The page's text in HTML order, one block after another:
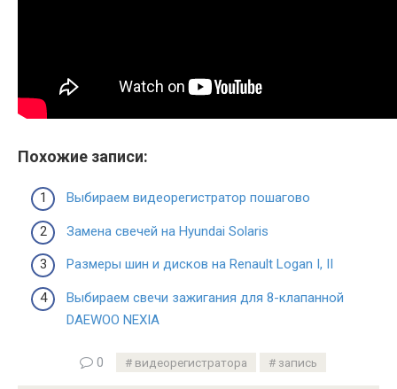
Похожие записи:
Выбираем видеорегистратор пошагово
Замена свечей на Hyundai Solaris
Размеры шин и дисков на Renault Logan I, II
Выбираем свечи зажигания для 8-клапанной
DAEWOO NEXIA
0 видеорегистратора запись